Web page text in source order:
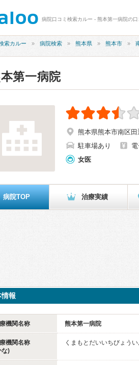
病院口コミ検索カルー - 熊本第一病院の
索カルー 病院検索 熊本県 熊本市
第一病院
熊本県熊本市南区
駐車場あり
女医
病院TOP 治療実績
報
機関名称 熊本第一病院
機関名称
な)
くまもとだいいちびょうい